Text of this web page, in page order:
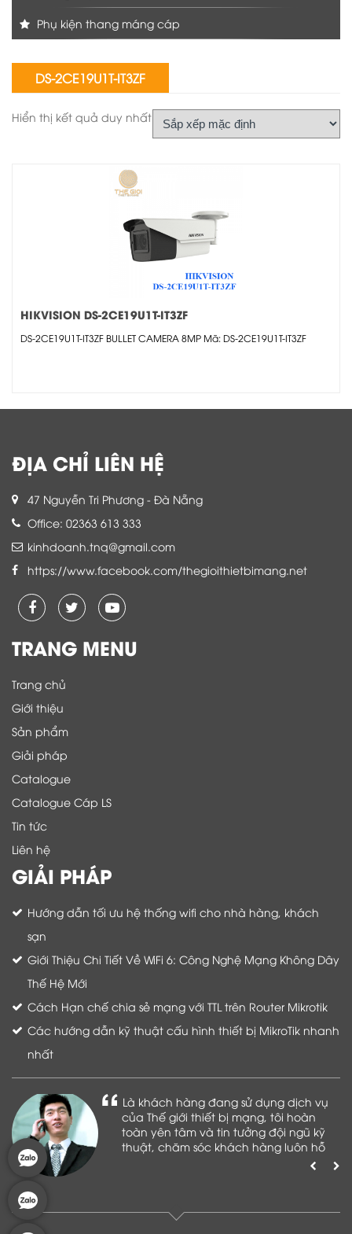
Phụ kiện thang máng cáp
DS-2CE19U1T-IT3ZF
Hiển thị kết quả duy nhất
HIKVISION DS-2CE19U1T-IT3ZF
DS-2CE19U1T-IT3ZF BULLET CAMERA 8MP Mã: DS-2CE19U1T-IT3ZF
ĐỊA CHỈ LIÊN HỆ
47 Nguyễn Tri Phương - Đà Nẵng
Office: 02363 613 333
kinhdoanh.tnq@gmail.com
https://www.facebook.com/thegioithietbimang.net
TRANG MENU
Trang chủ
Giới thiệu
Sản phẩm
Giải pháp
Catalogue
Catalogue Cáp LS
Tin tức
Liên hệ
GIẢI PHÁP
Hướng dẫn tối ưu hệ thống wifi cho nhà hàng, khách
sạn
Giới Thiệu Chi Tiết Về WiFi 6: Công Nghệ Mạng Không Dây
Thế Hệ Mới
Cách Hạn chế chia sẻ mạng với TTL trên Router Mikrotik
Các hướng dẫn kỹ thuật cấu hình thiết bị MikroTik nhanh
nhất
Là khách hàng đang sử dụng dịch vụ
của Thế giới thiết bị mạng, tôi hoàn
toàn yên tâm và tin tưởng đội ngũ kỹ
thuật, chăm sóc khách hàng luôn hỗ